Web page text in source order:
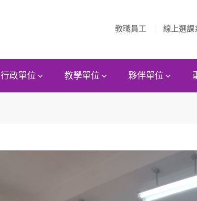
教職員工 線上選課
行政單位 教學單位 夥伴單位